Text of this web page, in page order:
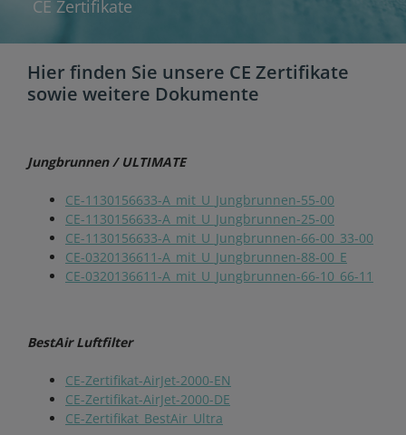
CE Zertifikate
Hier finden Sie unsere CE Zertifikate
sowie weitere Dokumente
Jungbrunnen / ULTIMATE
CE-1130156633-A_mit_U_Jungbrunnen-55-00
CE-1130156633-A_mit_U_Jungbrunnen-25-00
CE-1130156633-A_mit_U_Jungbrunnen-66-00_33-00
CE-0320136611-A_mit_U_Jungbrunnen-88-00_E
CE-0320136611-A_mit_U_Jungbrunnen-66-10_66-11
BestAir Luftfilter
CE-Zertifikat-AirJet-2000-EN
CE-Zertifikat-AirJet-2000-DE
CE-Zertifikat_BestAir_Ultra